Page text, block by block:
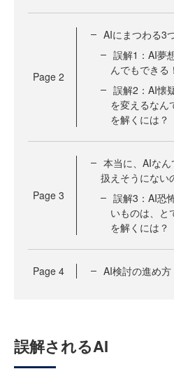
Page 2
AIにまつわる3
誤解1：AI夢
んでもできる
誤解2：AI懐
を変えるなん
を解くには？
Page 3
本当に、AIな
扱えそうにない
誤解3：AI恐
いものは、と
を解くには？
Page 4 AI検討の進め方
誤解されるAI